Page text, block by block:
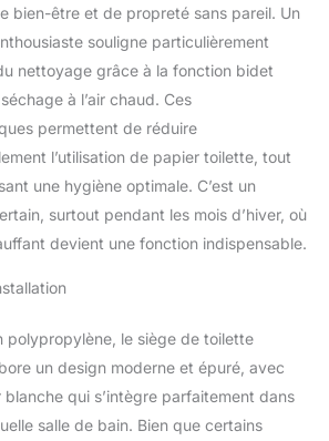
et sèche. Veilleuse
Soft Light : en
veilleuse, il est facile
de trouver la
position exacte des
toilettes la nuit, est
usage quotidien et
augmente la
sécurité et le
est équipé d'une
fonction d'arrêt
économiser de
l'énergie lorsqu'il
bien-être et de propreté sans pareil. Un
souligne particulièrement
nettoyage grâce à la fonction bidet
à l’air chaud. Ces
permettent de réduire
l’utilisation de papier toilette, tout
une hygiène optimale. C’est un
surtout pendant les mois d’hiver, où
devient une fonction indispensable.
polypropylène, le siège de toilette
un design moderne et épuré, avec
blanche qui s’intègre parfaitement dans
salle de bain. Bien que certains